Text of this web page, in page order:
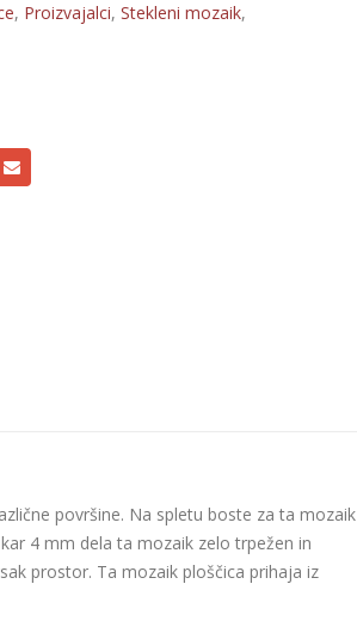
, Proizvajalci, Stekleni mozaik,
površine. Na spletu boste za ta mozaik
4 mm dela ta mozaik zelo trpežen in
prostor. Ta mozaik ploščica prihaja iz